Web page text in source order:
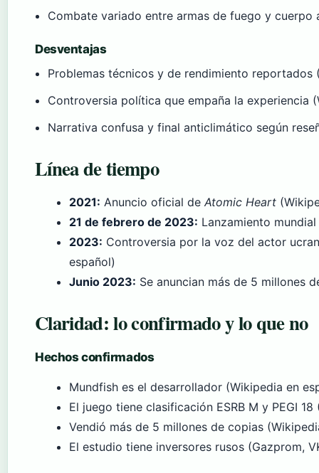
Combate variado entre armas de fuego y cuerpo
Desventajas
Problemas técnicos y de rendimiento reportados
Controversia política que empaña la experiencia
Narrativa confusa y final anticlimático según
Línea de tiempo
2021: Anuncio oficial de Atomic Heart
21 de febrero de 2023: Lanzamiento
2023: Controversia por la voz del actor
español)
Junio 2023: Se anuncian más de 5 millones
Claridad: lo confirmado y lo que no
Hechos confirmados
Mundfish es el desarrollador (Wikipedia en
El juego tiene clasificación ESRB M y PEGI 18
Vendió más de 5 millones de copias
El estudio tiene inversores rusos (Gazprom,